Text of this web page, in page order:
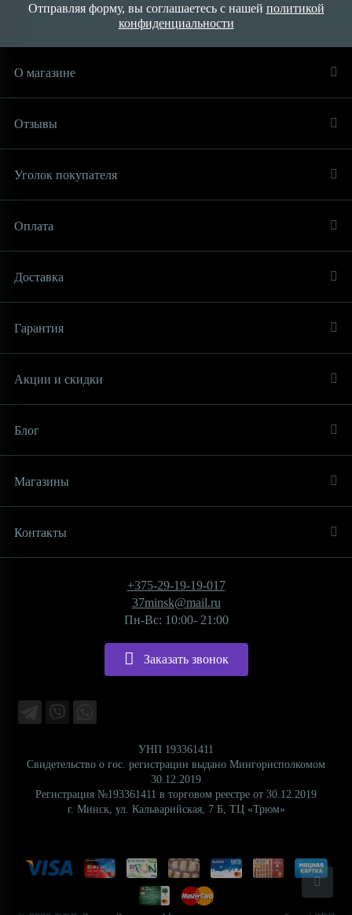
Отправляя форму, вы соглашаетесь с нашей политикой
конфиденциальности
О магазине
Отзывы
Уголок покупателя
Оплата
Доставка
Гарантия
Акции и скидки
Блог
Магазины
Контакты
+375-29-19-19-017
37minsk@mail.ru
Пн-Вс: 10:00- 21:00
Заказать звонок
УНП 193361411
Свидетельство о гос. регистрации выдано Мингорисполкомом
30.12.2019
Регистрация №193361411 в торговом реестре от 30.12.2019
г. Минск, ул. Кальварийская, 7 Б, ТЦ «Трюм»